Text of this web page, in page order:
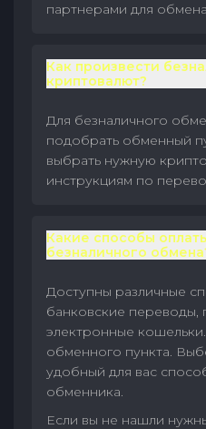
партнерами для
Как произвести
криптовалют?
Для безналичного
подобрать обменный
выбрать нужную
инструкциям по
Какие способы
безналичного
Доступны различные
банковские переводы,
электронные
обменного пункта.
удобный для вас
обменника.
Если вы не нашли